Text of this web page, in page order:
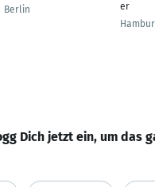
Berlin
er
Dich jetzt ein, um das